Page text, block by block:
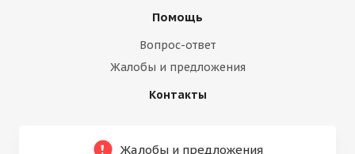
Помощь
Вопрос-ответ
Жалобы и предложения
Контакты
Жалобы и предложения